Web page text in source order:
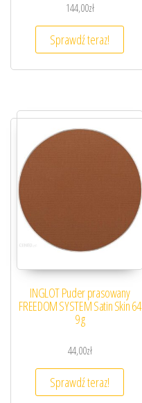
144,00zł
Sprawdź teraz!
INGLOT Puder prasowany
FREEDOM SYSTEM Satin Skin 64
9 g
44,00zł
Sprawdź teraz!